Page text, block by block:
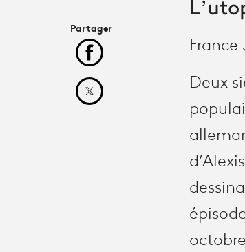
France
Deux
Partager
Partager cet article sur
Partager cet article sur X